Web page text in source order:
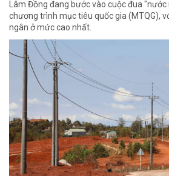
Lâm Đồng đang bước vào cuộc đua
chương trình mục tiêu quốc gia (MTQG),
ngân ở mức cao nhất.